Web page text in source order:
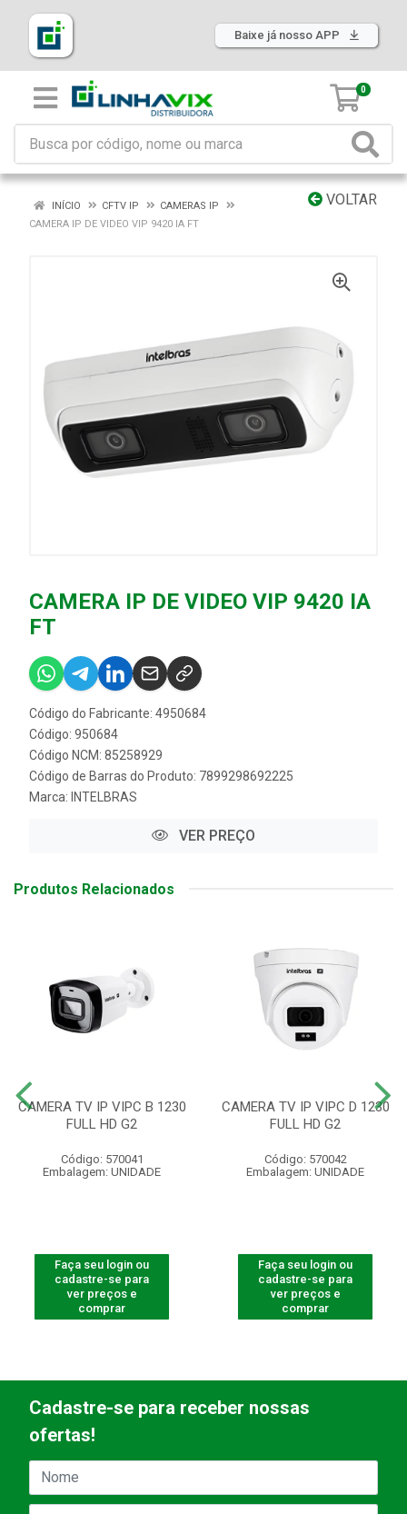
Baixe já nosso APP
0
VOLTAR
INÍCIO CFTV IP
CAMERAS IP
CAMERA IP DE VIDEO VIP 9420 IA FT
CAMERA IP DE VIDEO VIP 9420 IA
FT
Código do Fabricante: 4950684
Código: 950684
Código NCM: 85258929
Código de Barras do Produto: 7899298692225
Marca: INTELBRAS
VER PREÇO
Produtos Relacionados
CAMERA TV IP VIPC B 1230
FULL HD G2
Código: 570041
Embalagem: UNIDADE
Faça seu login ou
cadastre-se para
ver preços e
comprar
CAMERA TV IP VIPC D 1230
FULL HD G2
Código: 570042
Embalagem: UNIDADE
Faça seu login ou
cadastre-se para
ver preços e
comprar
Cadastre-se para receber nossas
ofertas!